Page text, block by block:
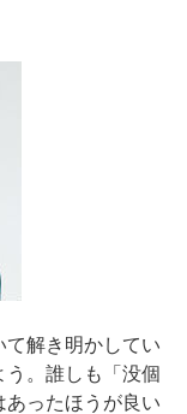
て解き明かしてい
う。誰しも「没個
ったほうが良い